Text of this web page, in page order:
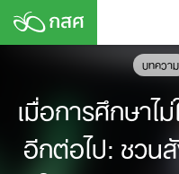
Skip
บทความ
เมื่อการศึกษาไ
อีกต่อไป: ชวน